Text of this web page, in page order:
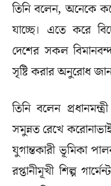
তিনি বলেন, অনেকে
যাচ্ছে। এতে করে
দেশের সকল
সৃষ্টি করার অনুরোধ
তিনি বলেন
সমুন্নত রেখে
যুগান্তকারী ভূমিকা
রপ্তানীমূখী শিল্প